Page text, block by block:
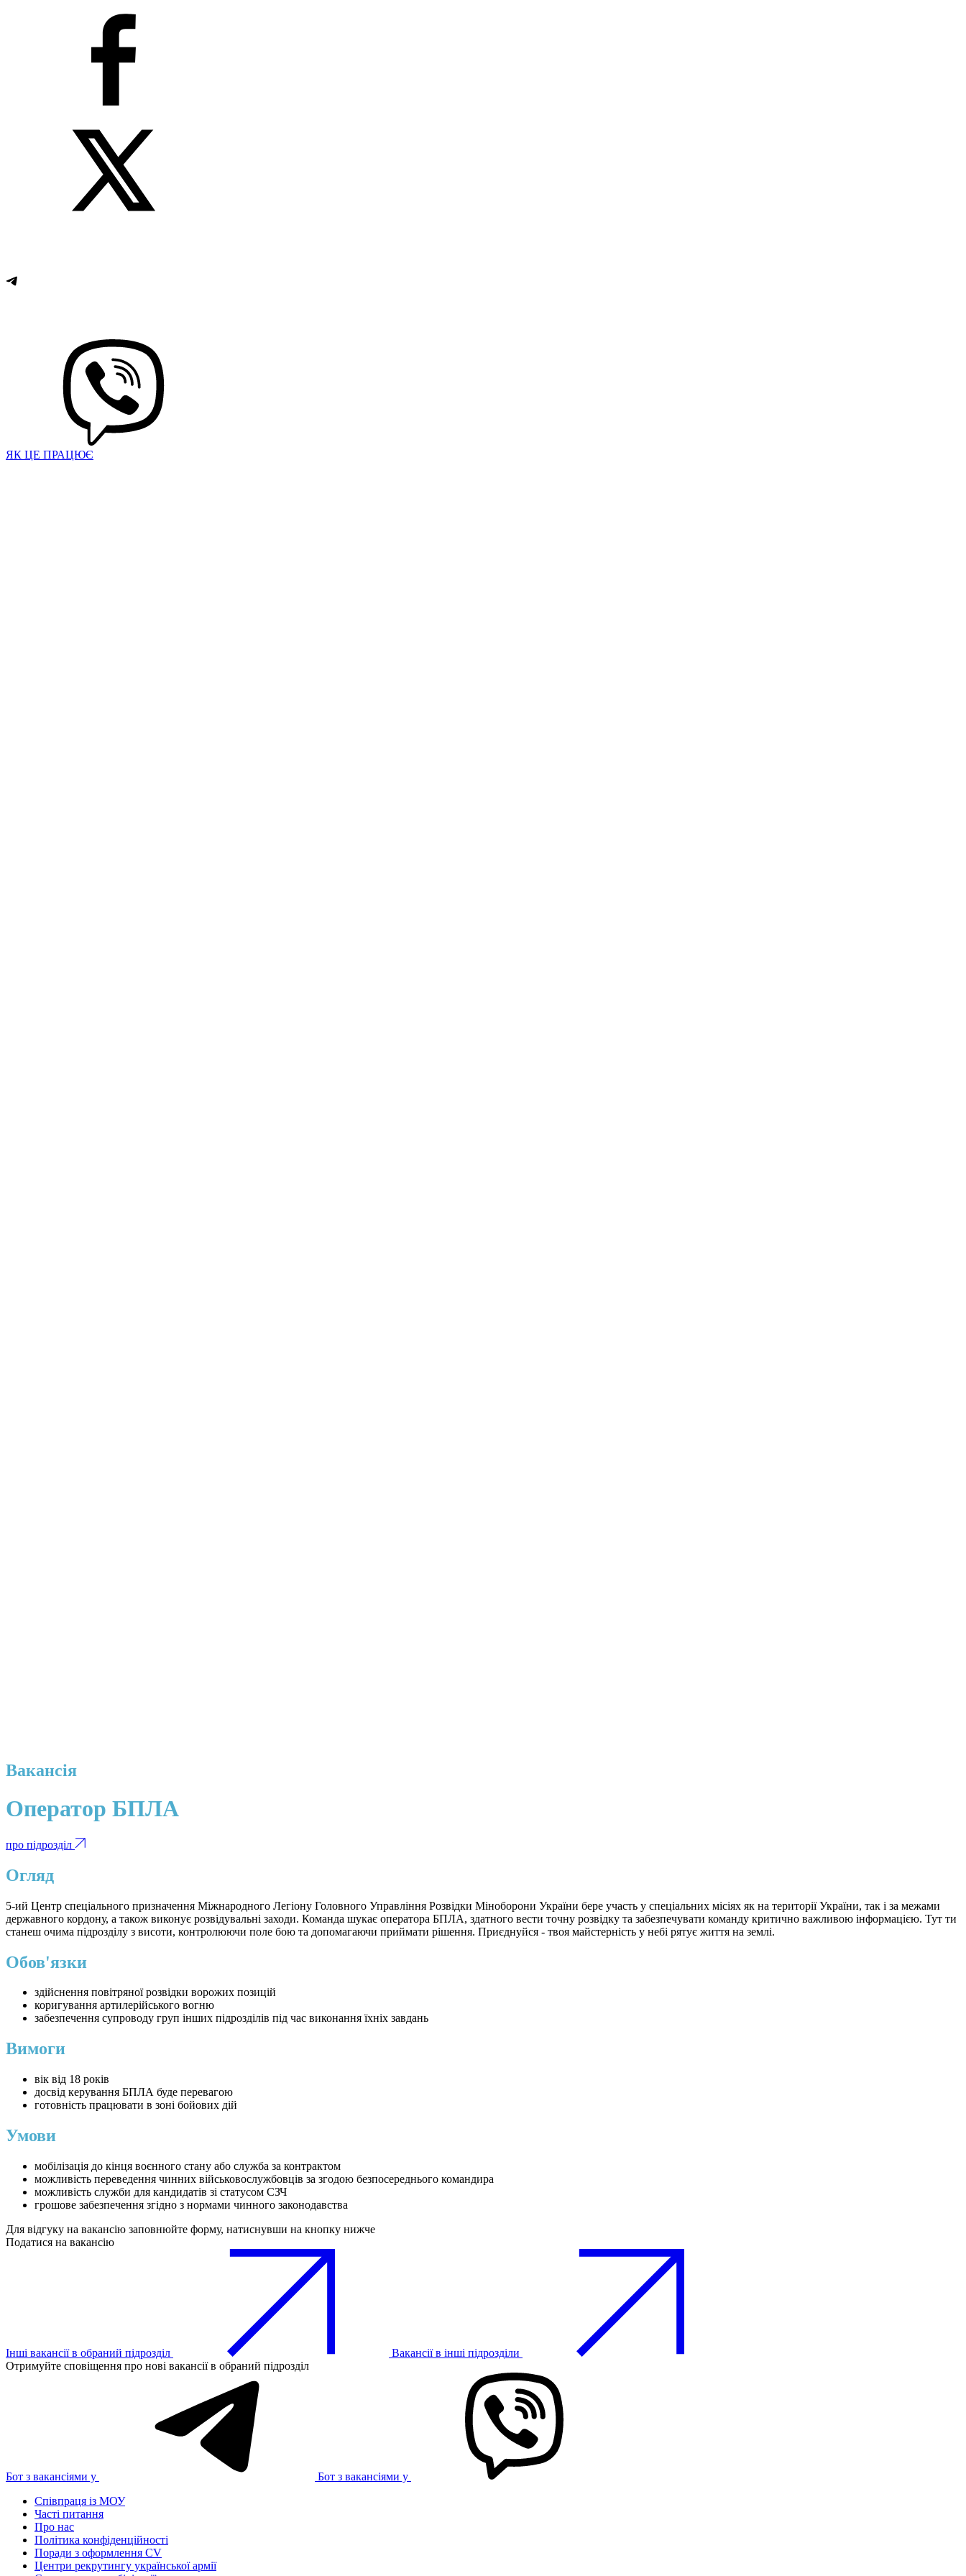
ЯК ЦЕ ПРАЦЮЄ
Вакансія
Оператор БПЛА
про підрозділ
Огляд
5-ий Центр спеціального призначення Міжнародного Легіону Головного Управління Розвідки Міноборони України бере участь у спеціальних місіях як на території України, так і за межами
державного кордону, а також виконує розвідувальні заходи. Команда шукає оператора БПЛА, здатного вести точну розвідку та забезпечувати команду критично важливою інформацією. Тут ти
станеш очима підрозділу з висоти, контролюючи поле бою та допомагаючи приймати рішення. Приєднуйся - твоя майстерність у небі рятує життя на землі.
Обов'язки
здійснення повітряної розвідки ворожих позицій
коригування артилерійського вогню
забезпечення супроводу груп інших підрозділів під час виконання їхніх завдань
Вимоги
вік від 18 років
досвід керування БПЛА буде перевагою
готовність працювати в зоні бойових дій
Умови
мобілізація до кінця воєнного стану або служба за контрактом
можливість переведення чинних військовослужбовців за згодою безпосереднього командира
можливість служби для кандидатів зі статусом СЗЧ
грошове забезпечення згідно з нормами чинного законодавства
Для відгуку на вакансію заповнюйте форму, натиснувши на кнопку нижче
Податися на вакансію
Інші вакансії в обраний підрозділ
Вакансії в інші підрозділи
Отримуйте сповіщення про нові вакансії в обраний підрозділ
Бот з вакансіями у
Бот з вакансіями у
Співпраця із МОУ
Часті питання
Про нас
Політика конфіденційності
Поради з оформлення CV
Центри рекрутингу української армії